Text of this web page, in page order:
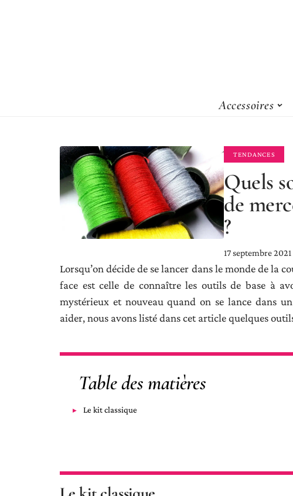
Accessoires
TENDANCES
Quels
de
?
17 septembre 2021
Lorsqu’on décide de se lancer dans le monde de la
face est celle de connaître les outils de base à
mystérieux et nouveau quand on se lance dans
aider, nous avons listé dans cet article quelques
Table des matières
Le kit classique